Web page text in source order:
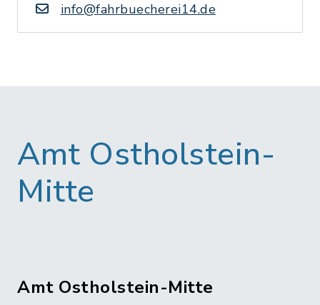
info@fahrbuecherei14.de
Amt Ostholstein-
Mitte
Amt Ostholstein-Mitte